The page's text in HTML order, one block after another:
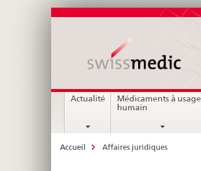
Navigation
Actualité
Médicaments à usage
humain
Breadcrumb
Accueil Affaires juridiques